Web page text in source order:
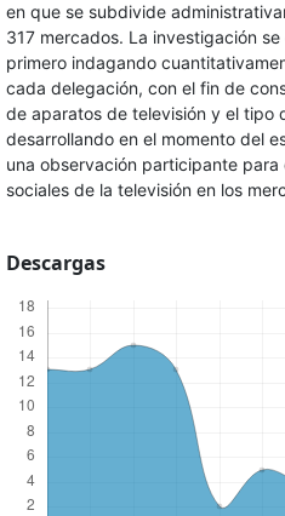
en que se subdivide
317 mercados. La investigación
primero indagando
cada delegación, con el fin de
de aparatos de televisión y el tipo
desarrollando en el momento del
una observación participante
sociales de la televisión en los
Descargas